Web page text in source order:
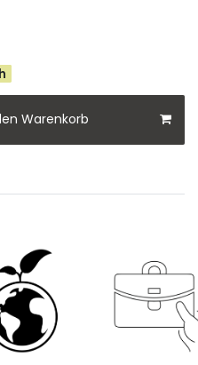
Warenkorb